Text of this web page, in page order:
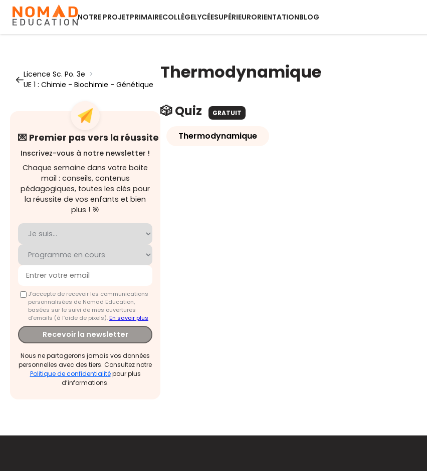
NOTRE PROJETPRIMAIRECOLLÈGELYCÉESUPÉRIEURORIENTATIONBLOG
Licence Sc. Po. 3e >
UE 1 : Chimie - Biochimie - Génétique
💌 Premier pas vers la réussite
Inscrivez-vous à notre newsletter !
Chaque semaine dans votre boite
mail : conseils, contenus
pédagogiques, toutes les clés pour
la réussite de vos enfants et bien
plus ! 🎯
J'accepte de recevoir les communications
personnalisées de Nomad Education,
basées sur le suivi de mes ouvertures
d'emails (à l’aide de pixels).En savoir plus
Recevoir la newsletter
Nous ne partagerons jamais vos données
personnelles avec des tiers. Consultez notre
Politique de confidentialitépour plus
d’informations.
Thermodynamique
🎲 Quiz GRATUIT
Thermodynamique